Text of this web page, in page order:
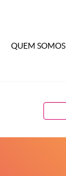
QUEM SOMOS